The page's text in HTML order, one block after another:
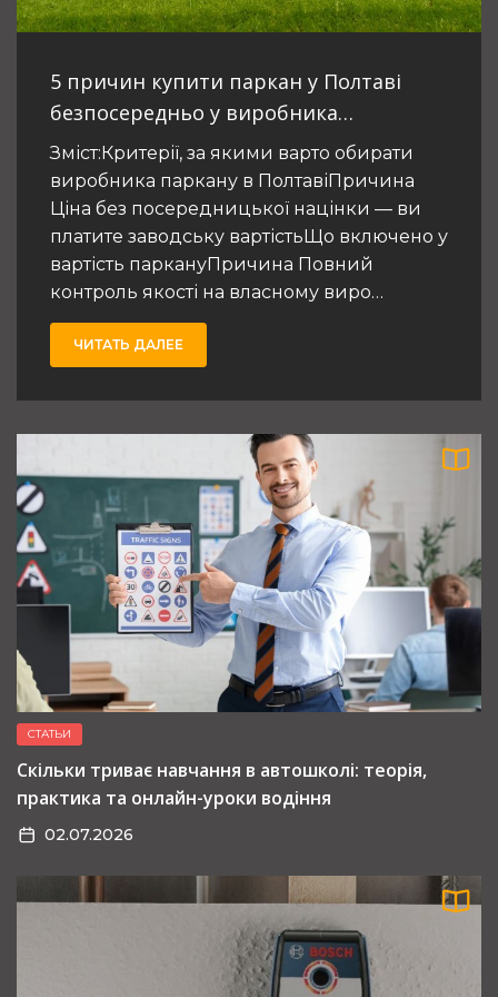
рішення у 2026 році
9
Топ українських брендів антицелюлітної
косметики
10 Нержавіюча сталь або сталь: з якого
металу брати коптильню
5 причин купити паркан у Полтаві
безпосередньо у виробника
«Евроворота»
Зміст:Критерії, за якими варто обирати
виробника паркану в ПолтавіПричина
Ціна без посередницької націнки — ви
платите заводську вартістьЩо включено у
вартість паркануПричина Повний
контроль якості на власному виро…
ЧИТАТЬ ДАЛЕЕ
СТАТЬИ
Скільки триває навчання в автошколі: теорія,
практика та онлайн-уроки водіння
02.07.2026